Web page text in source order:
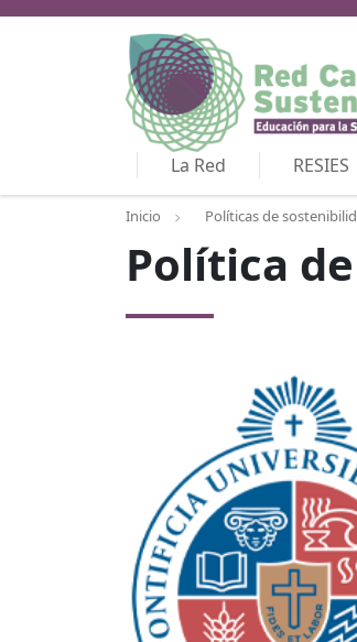
La Red RESIES
Inicio Políticas de
Política